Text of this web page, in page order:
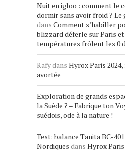
Nuit en igloo : comment le
dormir sans avoir froid ? Le
dans Comment s’habiller
blizzard déferle sur Paris et
températures frôlent les 0
Rafydans Hyrox Paris 2024,
avortée
Exploration de grands
la Suède ? – Fabrique ton
suédois, ode à la nature !
Test: balance Tanita BC-
Nordiques dans Hyrox Paris